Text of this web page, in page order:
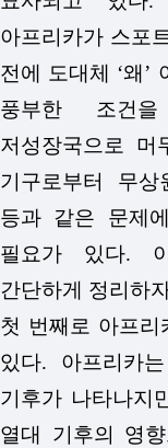
아프리카가 스포
전에 도대체 ‘왜’
풍부한 조건
저성장국으로
기구로부터 무
등과 같은 문제
필요가 있다.
간단하게 정리하
첫 번째로 아프
있다. 아프리카
기후가 나타나지
열대 기후의 영